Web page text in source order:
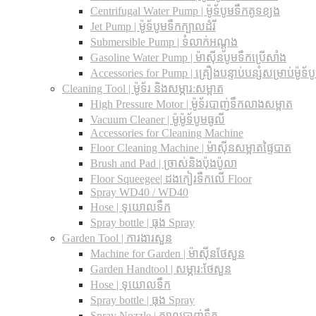
Centrifugal Water Pump | ម៉ូទ័បូមទឹកគូទខ្យង
Jet Pump | ម៉ូទ័បូមទឹកក្បាលដំរី
Submersible Pump | ទំលាក់អណ្តូង
Gasoline Water Pump | ម៉ាស៊ីនបូមទឹកប្រើសាំង
Accessories for Pump | គ្រឿងបន្ទាប់បន្សំសម្រាប់ម៉ូទ័
Cleaning Tool | ម៉ូទ័រ និងសម្ភារ:សម្អាត
High Pressure Motor | ម៉ូទ័របាញ់ទឹកលាងសម្អាត
Vacuum Cleaner | ម៉ូម៉ូទ័បូមធូលី
Accessories for Cleaning Machine
Floor Cleaning Machine | ម៉ាស៊ីនសម្អាតផ្ទៃបាត
Brush and Pad | ច្រាស់និងប៉ុងប៉ូលា
Floor Squeegee| ដងកៀរទឺកលើ Floor
Spray WD40 / WD40
Hose | ទុយោលទឹក
Spray bottle | ធុង Spray
Garden Tool | ការងារសួន
Machine for Garden | ម៉ាស៊ីនថែសួន
Garden Handtool | សម្ភារ:ថែសួន
Hose | ទុយោលទឹក
Spray bottle | ធុង Spray